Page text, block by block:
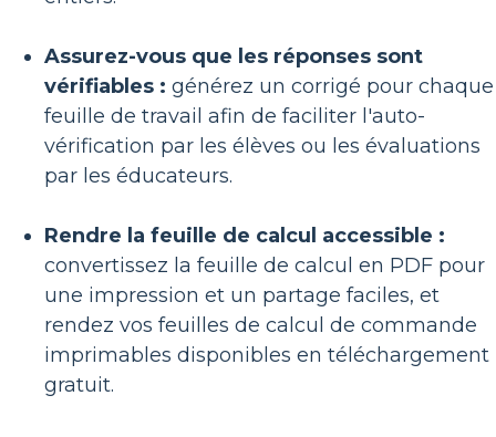
Assurez-vous que les réponses sont
vérifiables : générez un corrigé pour chaque
feuille de travail afin de faciliter l'auto-
vérification par les élèves ou les évaluations
par les éducateurs.
Rendre la feuille de calcul accessible :
convertissez la feuille de calcul en PDF pour
une impression et un partage faciles, et
rendez vos feuilles de calcul de commande
imprimables disponibles en téléchargement
gratuit.